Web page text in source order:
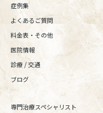
症例集
よくあるご質問
料金表・その他
医院情報
診療 / 交通
ブログ
専門治療スペシャリスト